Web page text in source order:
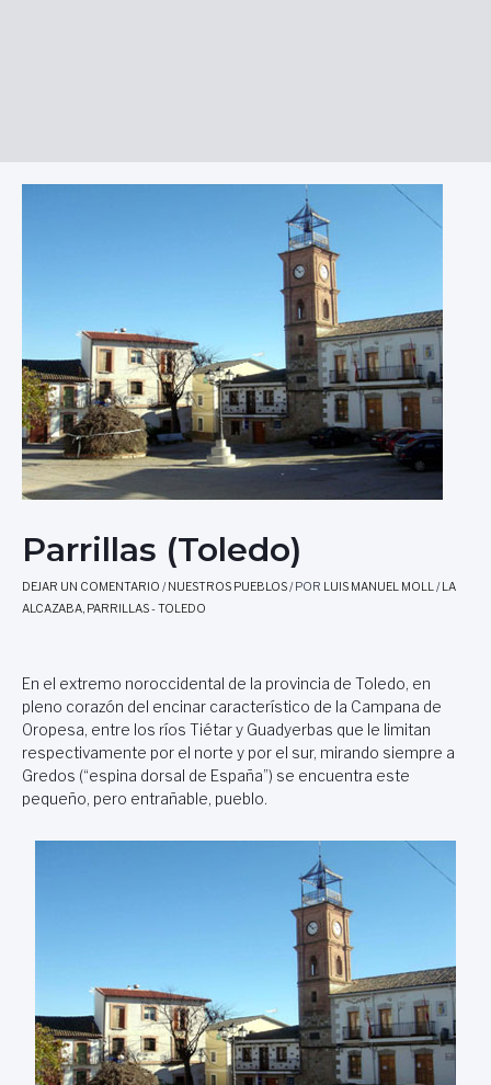
Parrillas (Toledo)
DEJAR UN COMENTARIO /NUESTROS PUEBLOS/ POR LUIS MANUEL MOLL /LA
ALCAZABA PARRILLAS - TOLEDO
En el extremo noroccidental de la provincia de Toledo, en
pleno corazón del encinar característico de la Campana de
Oropesa, entre los ríos Tiétar y Guadyerbas que le limitan
respectivamente por el norte y por el sur, mirando siempre a
Gredos (“espina dorsal de España”) se encuentra este
pequeño, pero entrañable, pueblo.